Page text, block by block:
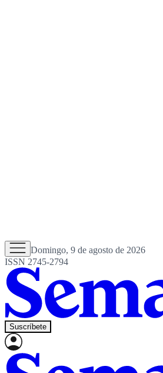
Domingo, 9 de agosto de 2026
ISSN 2745-2794
Suscríbete